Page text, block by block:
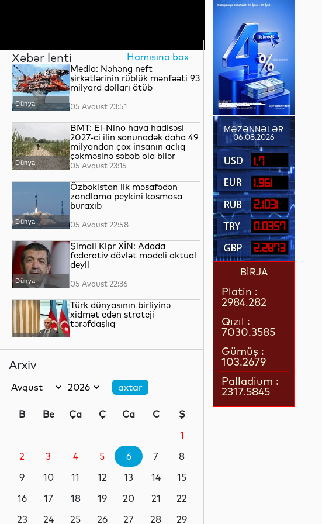
Xəbər lenti Hamısına bax
Dünya
Media: Nəhəng neft
şirkətlərinin rüblük mənfəəti 93
milyard dolları ötüb
05 Avqust 23:51
Dünya
BMT: El-Nino hava hadisəsi
2027-ci ilin sonunadək daha 49
milyondan çox insanın aclıq
çəkməsinə səbəb ola bilər
05 Avqust 23:15
Dünya
Özbəkistan ilk məsafədən
zondlama peykini kosmosa
buraxıb
05 Avqust 22:58
Dünya
Şimali Kipr XİN: Adada
federativ dövlət modeli aktual
deyil
05 Avqust 22:36
YAP xəbərləri
Türk dünyasının birliyinə
xidmət edən strateji
tərəfdaşlıq
Dünya
təkzib edib
05 Avqust 21:57
İqtisadiyyat
Qızılın qiyməti 4200 dolları
05 Avqust 21:37
Arxiv
B Be Ça Ç Ca C
Ş
1
2
3 4 5 6 7
8
9
10 11 12 13 14
15
16
17 18 19 20 21
22
23
24 25 26 27 28
29
MƏZƏNNƏLƏR
06.08.2026
1.7
1.961
2.1031
0.0357
2.2873
BİRJA
Platin :
2984.282
Qızıl :
7030.3585
Gümüş :
103.2679
Palladium :
2317.5845